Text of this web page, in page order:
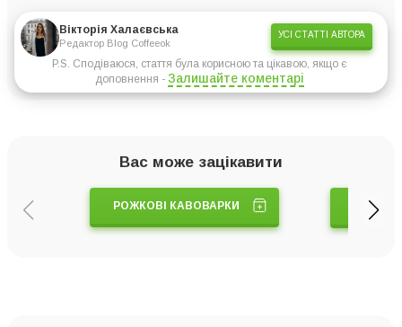
Вікторія Халаєвська
Редактор Blog Coffeeok
УСІ СТАТТІ АВТОРА
P.S. Сподіваюся, стаття була корисною та цікавою, якщо є
доповнення - Залишайте коментарі
Вас може зацікавити
РОЖКОВІ КАВОВАРКИ